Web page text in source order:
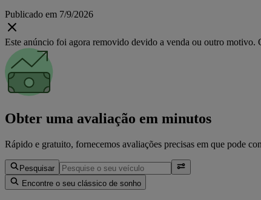
Publicado em 7/9/2026
Este anúncio foi agora removido devido a venda ou outro motivo.
Obter uma avaliação em minutos
Rápido e gratuito, fornecemos avaliações precisas em que pode
Pesquisar
Encontre o seu clássico de sonho